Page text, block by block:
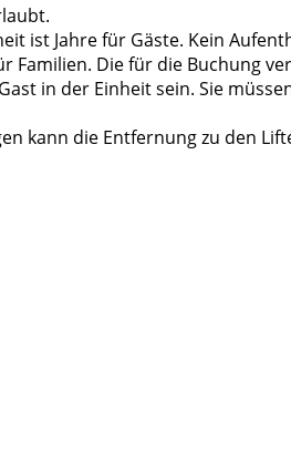
ist Jahre für Gäste. Kein
Familien. Die für die Buchung
in der Einheit sein. Sie
kann die Entfernung zu den